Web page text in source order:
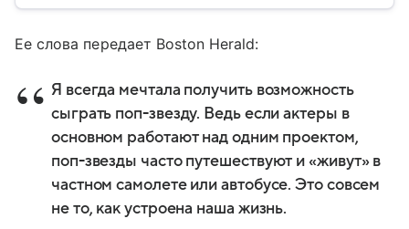
Ее слова передает Boston Herald:
Я всегда мечтала получить возможность
сыграть поп-звезду. Ведь если актеры в
основном работают над одним проектом,
поп-звезды часто путешествуют и «живут» в
частном самолете или автобусе. Это совсем
не то, как устроена наша жизнь.